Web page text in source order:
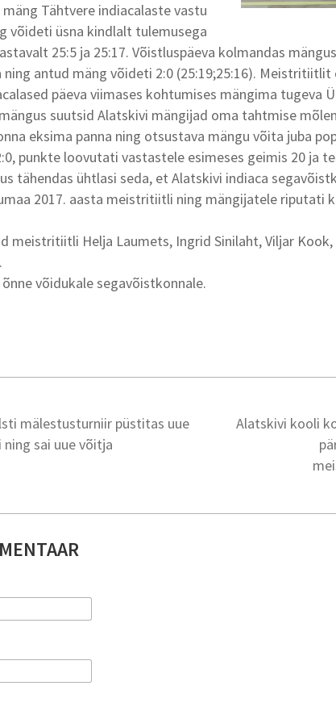
Tähtvere indiacalaste vastu
võideti üsna kindlalt tulemusega
25:5 ja 25:17. Võistluspäeva kolmandas
antud mäng võideti 2:0 (25:19;25:16).
päeva viimases kohtumises mängima tugeva
suutsid Alatskivi mängijad oma tahtmise
eksima panna ning otsustava mängu võita juba
punkte loovutati vastastele esimeses geimis 20 ja
tähendas ühtlasi seda, et Alatskivi indiaca
2017. aasta meistritiitli ning mängijatele riputati
meistritiitli Helja Laumets, Ingrid Sinilaht, Viljar Kook,
võidukale segavõistkonnale.
mälestusturniir püstitas uue
sai uue võitja
Alatskivi kooli